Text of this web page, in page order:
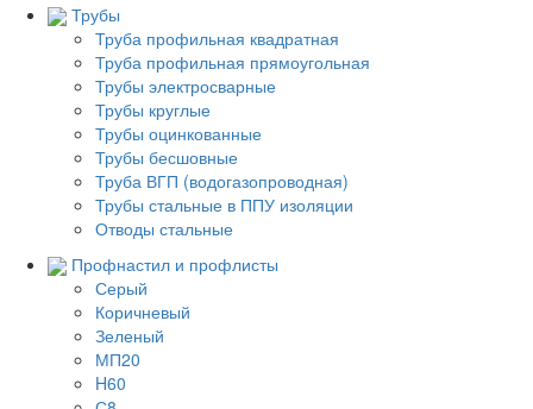
Трубы
Труба профильная квадратная
Труба профильная прямоугольная
Трубы электросварные
Трубы круглые
Трубы оцинкованные
Трубы бесшовные
Труба ВГП (водогазопроводная)
Трубы стальные в ППУ изоляции
Отводы стальные
Профнастил и профлисты
Серый
Коричневый
Зеленый
МП20
H60